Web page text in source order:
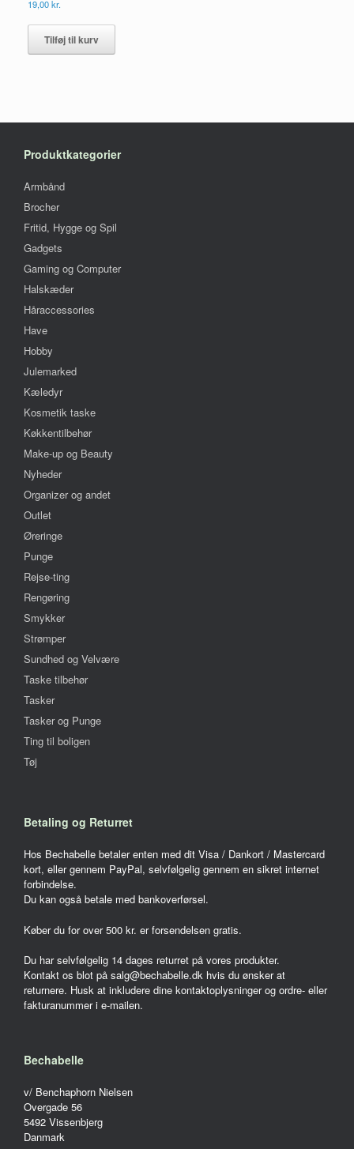
19,00kr.
Tilføj til kurv
Produktkategorier
Armbånd
Brocher
Fritid, Hygge og Spil
Gadgets
Gaming og Computer
Halskæder
Håraccessories
Have
Hobby
Julemarked
Kæledyr
Kosmetik taske
Køkkentilbehør
Make-up og Beauty
Nyheder
Organizer og andet
Outlet
Øreringe
Punge
Rejse-ting
Rengøring
Smykker
Strømper
Sundhed og Velvære
Taske tilbehør
Tasker
Tasker og Punge
Ting til boligen
Tøj
Betaling og Returret
Hos Bechabelle betaler enten med dit Visa / Dankort / Mastercard
kort, eller gennem PayPal, selvfølgelig gennem en sikret internet
forbindelse.
Du kan også betale med bankoverførsel.
Køber du for over 500 kr. er forsendelsen gratis.
Du har selvfølgelig 14 dages returret på vores produkter.
Kontakt os blot på salg@bechabelle.dk hvis du ønsker at
returnere. Husk at inkludere dine kontaktoplysninger og ordre- eller
fakturanummer i e-mailen.
Bechabelle
v/ Benchaphorn Nielsen
Overgade 56
5492 Vissenbjerg
Danmark